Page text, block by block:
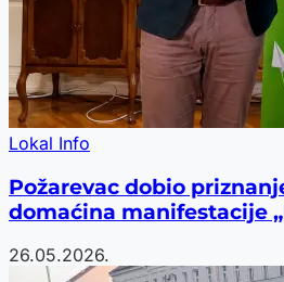
Lokal Info
Požarevac dobio
domaćina manifestacije
26.05.2026.